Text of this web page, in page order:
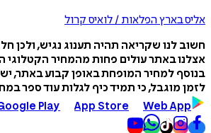
אליס בארץ הפלאות / לואיס קרול
חשוב לנו שקריאה תהיה תענוג נגיש, ולכן
אצלנו באתר עולים פחות מהמחיר הקטלוגי
בנוסף למחיר המופחת באופן קבוע באתר,
לזמן מוגבל, כי תמיד כיף לגלות עוד ספר
Play
App Store Web App